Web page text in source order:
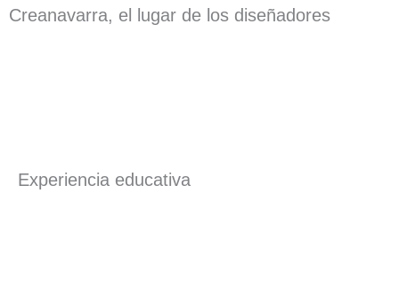
Creanavarra, el lugar de los diseñadores
Experiencia educativa